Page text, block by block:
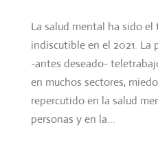
La salud mental ha sido
indiscutible en el 2021. La
-antes deseado-
en muchos sectores,
repercutido en la salud
personas y en la...